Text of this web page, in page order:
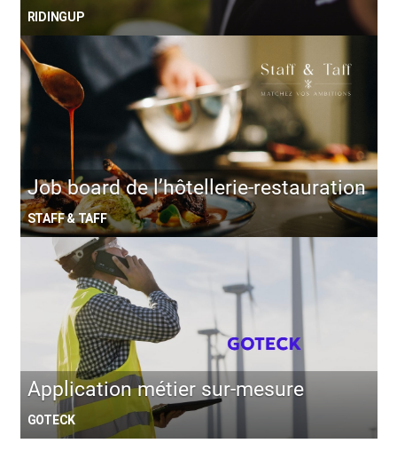
RIDINGUP
Job board de l’hôtellerie-restauration
STAFF & TAFF
Application métier sur-mesure
GOTECK